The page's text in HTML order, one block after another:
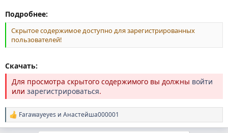
Подробнее:
Скрытое содержимое доступно для зарегистрированных
пользователей!
Скачать:
Для просмотра скрытого содержимого вы должны войти
или зарегистрироваться.
Р
е
Farawayeyes и Анастейша000001